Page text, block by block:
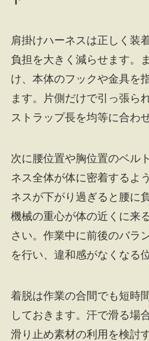
肩掛けハーネスは正しく装
負担を大きく減らせます。
け、本体のフックや金具を
ます。片側だけで引っ張ら
ストラップ長を均等に合わ
次に腰位置や胸位置のベル
ネス全体が体に密着するよ
ネスが下がり過ぎると腰に
機械の重心が体の近くに来
さい。作業中に前後のバラ
を行い、違和感がなくなる
着脱は作業の合間でも短時
しておきます。汗で滑る場
滑り止め素材の利用を検討